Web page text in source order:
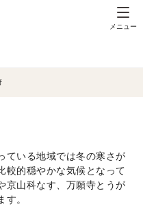
メニュー
ている地域では冬の寒さが
較的穏やかな気候となって
京山科なす、万願寺とうが
。